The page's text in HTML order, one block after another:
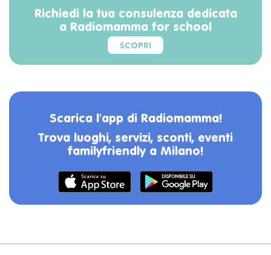
Richiedi la tua consulenza dedicata
a Radiomamma for school
SCOPRI
Scarica l'app di Radiomamma!
Trova luoghi, servizi, sconti, eventi
familyfriendly a Milano!